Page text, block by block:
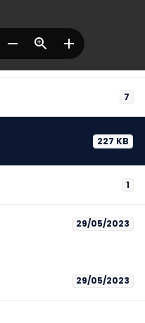
7
227 KB
1
29/05/2023
29/05/2023